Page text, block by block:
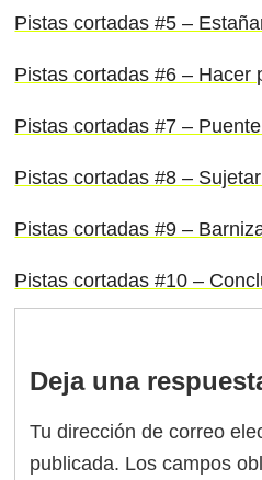
Pistas cortadas #5 –
Pistas cortadas #6 – Hacer
Pistas cortadas #7 –
Pistas cortadas #8 –
Pistas cortadas #9 –
Pistas cortadas #10 –
Deja una
Tu dirección de correo
publicada. Los campos